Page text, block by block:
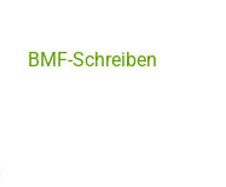
BMF-Schreiben